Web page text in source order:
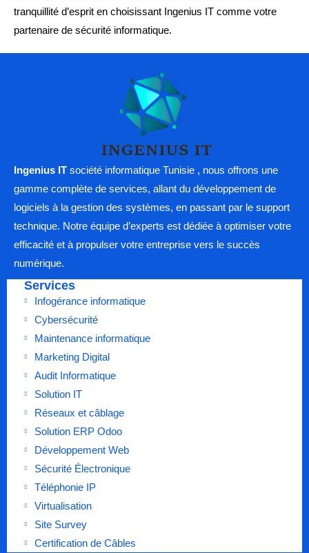
tranquillité d’esprit en choisissant Ingenius IT comme votre
partenaire de sécurité informatique.
Ingenius IT société informatique Tunisie , nous offrons une
gamme complète de services, allant du développement de
logiciels à la gestion des systèmes, en passant par le support
technique. Notre équipe d’experts est dédiée à optimiser votre
efficacité et à propulser votre entreprise vers le succès
numérique.
Services
Infogérance informatique
Cybersécurité
Maintenance informatique
Marketing Digital
Audit Informatique
Solution IT
Réseaux et câblage
Solution ERP Odoo
Développement Web
Sécurité Électronique
Téléphonie IP
Virtualisation
Site Survey
Certification de Câbles